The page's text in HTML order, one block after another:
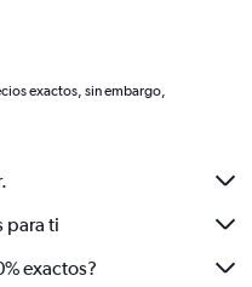
exactos, sin embargo,
para ti
exactos?